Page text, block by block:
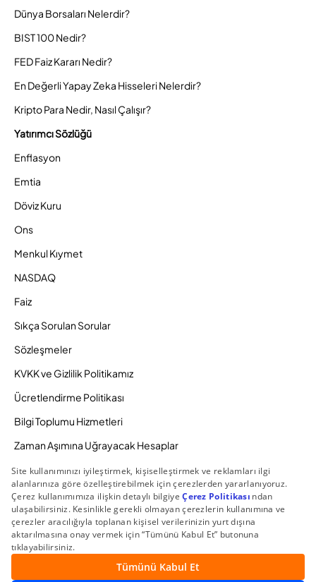
Dünya Borsaları Nelerdir?
BIST 100 Nedir?
FED Faiz Kararı Nedir?
En Değerli Yapay Zeka Hisseleri Nelerdir?
Kripto Para Nedir, Nasıl Çalışır?
Yatırımcı Sözlüğü
Enflasyon
Emtia
Döviz Kuru
Ons
Menkul Kıymet
NASDAQ
Faiz
Sıkça Sorulan Sorular
Sözleşmeler
KVKK ve Gizlilik Politikamız
Ücretlendirme Politikası
Bilgi Toplumu Hizmetleri
Zaman Aşımına Uğrayacak Hesaplar
Duyurular ve Kampanyalar
© 2026 Gedik Yatırım Menkul Değerler AŞ. Tüm Hakları